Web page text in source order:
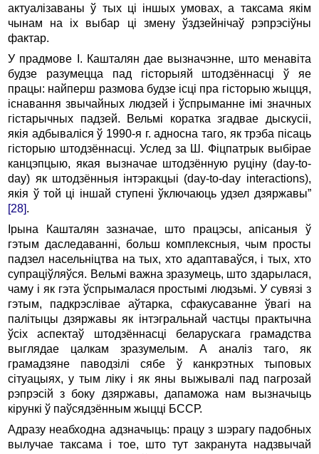
актуалізаваны ў тых ці іншых умовах, а таксама якім
чынам на іх выбар ці змену ўздзейнічаў рэпрэсіўны
фактар.
У прадмове І. Кашталян дае вызначэнне, што менавіта
будзе разумецца пад гісторыяй штодзённасці ў яе
працы: найперш размова будзе ісці пра гісторыю жыцця,
існавання звычайных людзей і ўспрыманне імі значных
гістарычных падзей. Вельмі коратка згадвае дыскусіі,
якія адбываліся ў 1990-я г. адносна таго, як трэба пісаць
гісторыю штодзённасці. Услед за Ш. Фіцпатрык выбірае
канцэпцыю, якая вызначае штодзённую руціну (day-to-
day) як штодзённыя інтэракцыі (day-to-day interactions),
якія ў той ці іншай ступені ўключаюць удзел дзяржавы”
[28].
Ірына Кашталян зазначае, што працэсы, апісаныя ў
гэтым даследаванні, больш комплексныя, чым просты
падзел насельніцтва на тых, хто адаптаваўся, і тых, хто
супраціўляўся. Вельмі важна зразумець, што здарылася,
чаму і як гэта ўспрымалася простымі людзьмі. У сувязі з
гэтым, падкрэслівае аўтарка, сфакусаванне ўвагі на
палітыцы дзяржавы як інтэгральнай частцы практычна
ўсіх аспектаў штодзённасці беларускага грамадства
выглядае цалкам зразумелым. А аналіз таго, як
грамадзяне паводзілі сябе ў канкрэтных тыповых
сітуацыях, у тым ліку і як яны выжывалі пад пагрозай
рэпрэсій з боку дзяржавы, дапаможа нам вызначыць
кірункі ў паўсядзённым жыцці БССР.
Адразу неабходна адзначыць: працу з шэрагу падобных
вылучае таксама і тое, што тут закранута надзвычай